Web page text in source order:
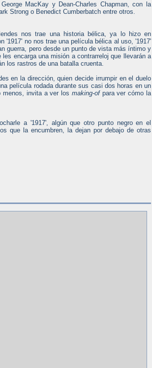
MacKay y Dean-Charles Chapman, con la
Strong o Benedict Cumberbatch entre otros.
nos trae una historia bélica, ya lo hizo en
'1917' no nos trae una película bélica al uso, '1917'
guerra, pero desde un punto de vista más íntimo y
encarga una misión a contrarreloj que llevarán a
los rastros de una batalla cruenta.
en la dirección, quien decide irrumpir en el duelo
película rodada durante sus casi dos horas en un
menos, invita a ver los making-ofpara ver cómo la
a '1917', algún que otro punto negro en el
que la encumbren, la dejan por debajo de otras